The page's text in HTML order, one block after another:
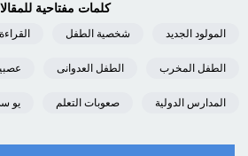
كلمات مفتاحية
المولود الجديد شخصية الطفل القراءة
الطفل المخرب الطفل العدوانى
المدارس الدولية صعوبات التعلم يو